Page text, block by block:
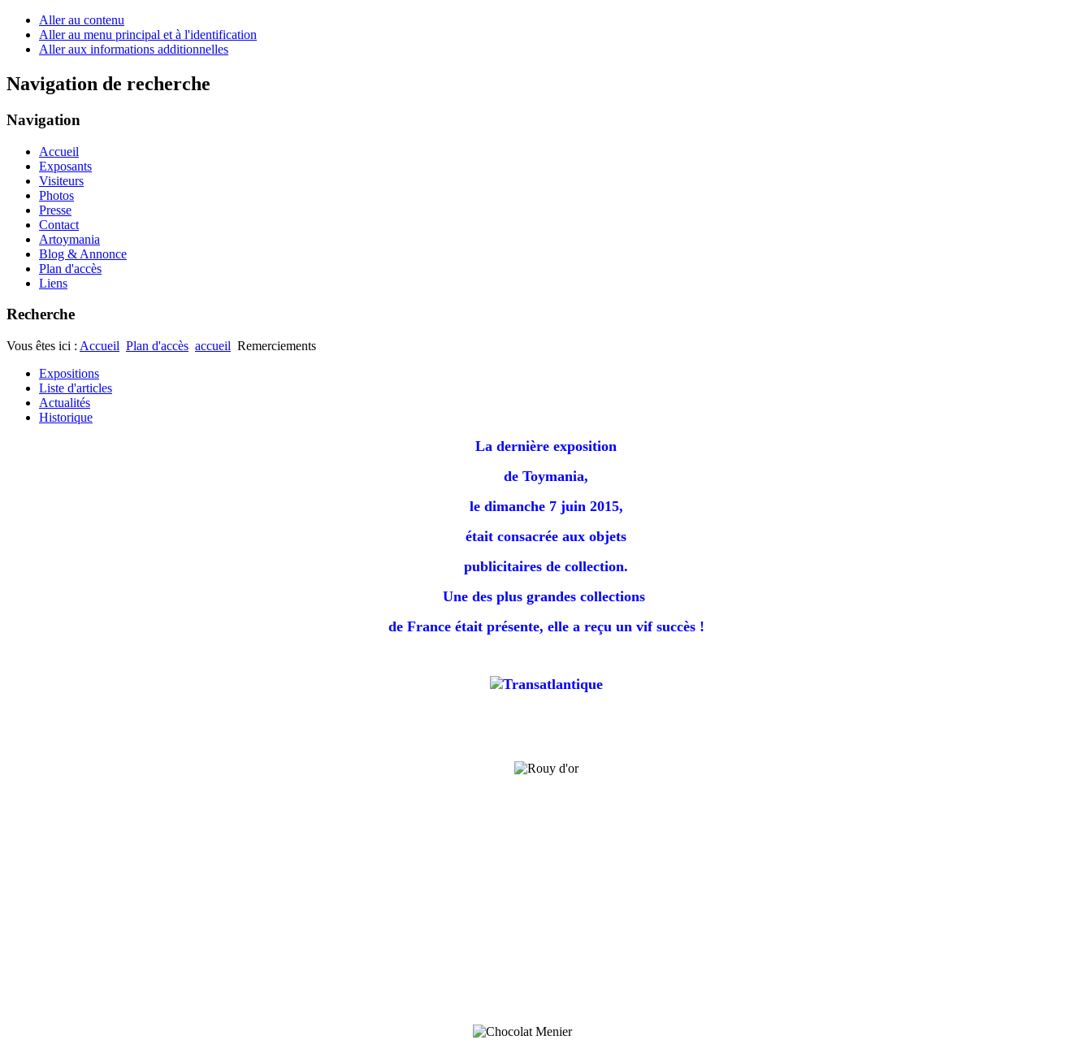
Aller au contenu
Aller au menu principal et à l'identification
Aller aux informations additionnelles
Navigation de recherche
Navigation
Accueil
Exposants
Visiteurs
Photos
Presse
Contact
Artoymania
Blog & Annonce
Plan d'accès
Liens
Recherche
Vous êtes ici : Accueil Plan d'accès accueil Remerciements
Expositions
Liste d'articles
Actualités
Historique
La dernière exposition
de Toymania,
le dimanche 7 juin 2015,
était consacrée aux objets
publicitaires de collection.
Une des plus grandes collections
de France était présente, elle a reçu un vif succès !